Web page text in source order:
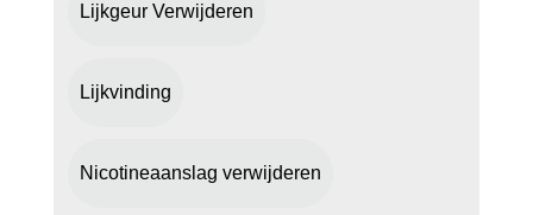
Lijkgeur Verwijderen
Lijkvinding
Nicotineaanslag verwijderen